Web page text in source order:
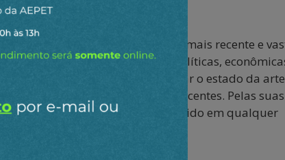
Primrose, este Handbook é a mais recente e
como das suas implicações políticas,
a diversidade e mapear o estado da arte
crescimento nos anos recentes. Pelas suas
forma panorâmica e pode ser lido em qualquer